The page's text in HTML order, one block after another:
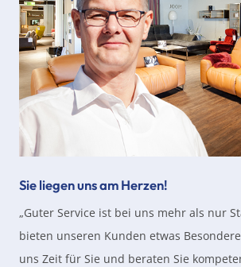
Sie liegen uns am Herzen!
„Guter Service ist bei uns mehr als nur
bieten unseren Kunden etwas
uns Zeit für Sie und beraten Sie